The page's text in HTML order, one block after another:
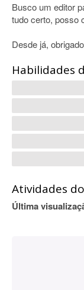
Busco um editor
tudo certo, posso
Desde já,
Habilidades
Atividades
Última